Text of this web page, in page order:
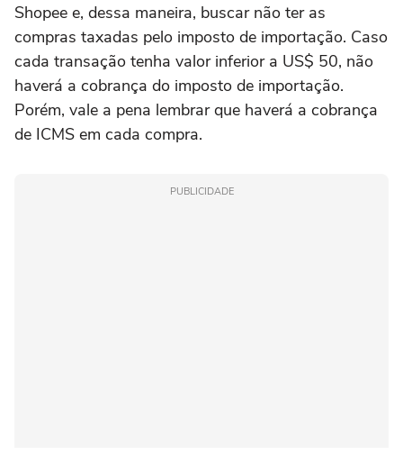
Shopee e, dessa maneira, buscar não ter as
compras taxadas pelo imposto de importação. Caso
cada transação tenha valor inferior a US$ 50, não
haverá a cobrança do imposto de importação.
Porém, vale a pena lembrar que haverá a cobrança
de ICMS em cada compra.
PUBLICIDADE